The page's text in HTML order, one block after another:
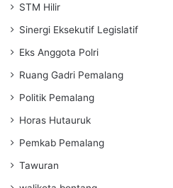
STM Hilir
Sinergi Eksekutif Legislatif
Eks Anggota Polri
Ruang Gadri Pemalang
Politik Pemalang
Horas Hutauruk
Pemkab Pemalang
Tawuran